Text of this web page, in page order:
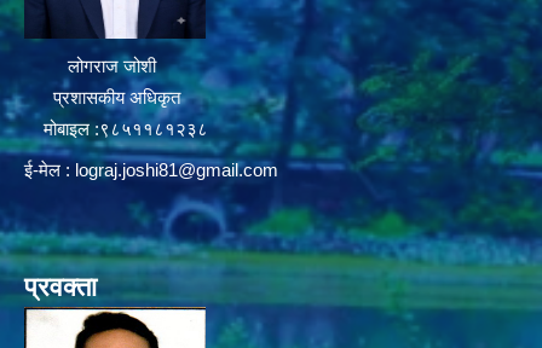
लोगराज जोशी
प्रशासकीय अधिकृत
मोबाइल :९८५११८१२३८
ई-मेल : lograj.joshi81@gmail.com
प्रवक्ता